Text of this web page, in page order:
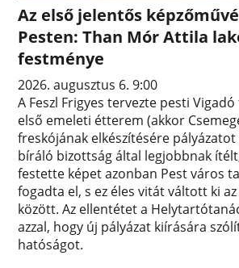
Az első jelentős
Pesten: Than Mór Attila
festménye
2026. augusztus 6. 9:00
A Feszl Frigyes tervezte pesti
első emeleti étterem (akkor
freskójának elkészítésére
bíráló bizottság által legjobbnak
festette képet azonban Pest város
fogadta el, s ez éles vitát váltott ki
között. Az ellentétet a
azzal, hogy új pályázat kiírására
hatóságot.